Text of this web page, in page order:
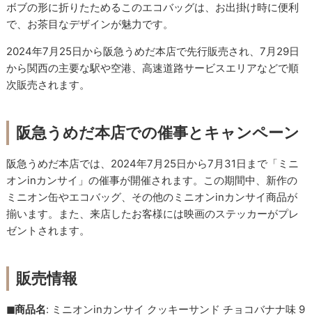
ボブの形に折りたためるこのエコバッグは、お出掛け時に便利
で、お茶目なデザインが魅力です。
2024年7月25日から阪急うめだ本店で先行販売され、7月29日
から関西の主要な駅や空港、高速道路サービスエリアなどで順
次販売されます。
阪急うめだ本店での催事とキャンペーン
阪急うめだ本店では、2024年7月25日から7月31日まで「ミニ
オンinカンサイ」の催事が開催されます。この期間中、新作の
ミニオン缶やエコバッグ、その他のミニオンinカンサイ商品が
揃います。また、来店したお客様には映画のステッカーがプレ
ゼントされます。
販売情報
◼︎商品名: ミニオンinカンサイ クッキーサンド チョコバナナ味 9